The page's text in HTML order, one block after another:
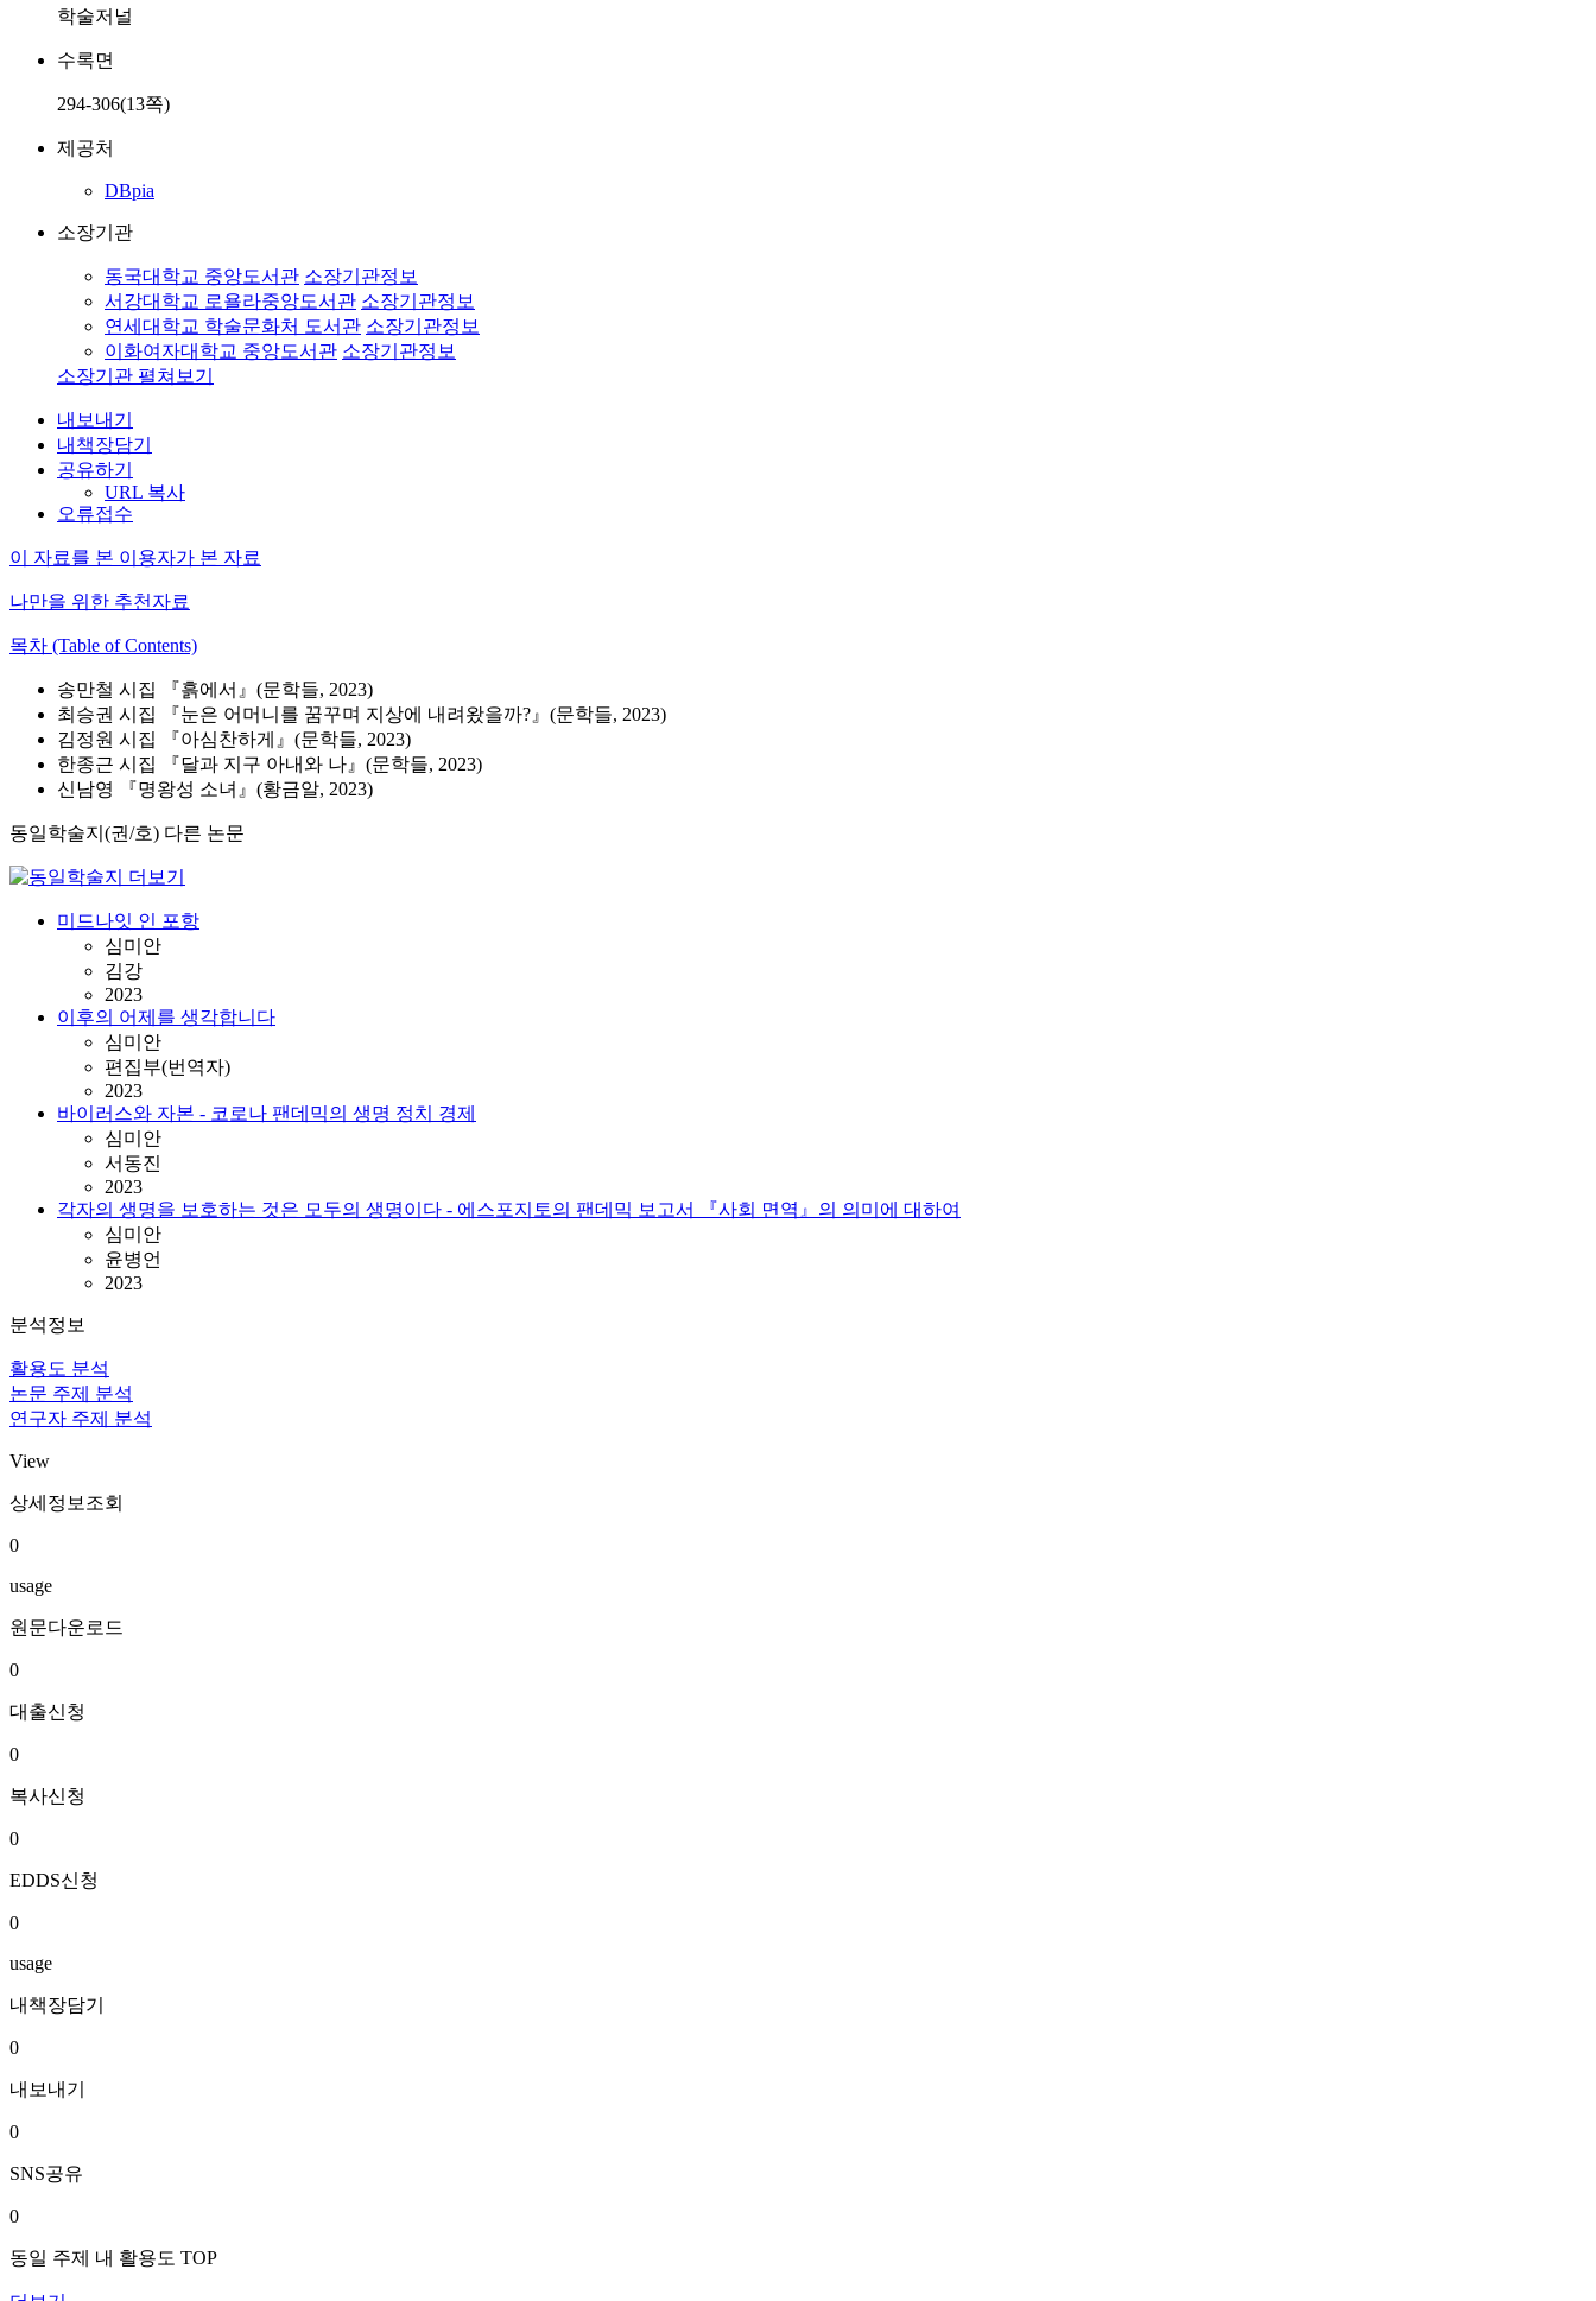
학술저널
수록면
294-306(13쪽)
제공처
DBpia
소장기관
동국대학교 중앙도서관 소장기관정보
서강대학교 로욜라중앙도서관 소장기관정보
연세대학교 학술문화처 도서관 소장기관정보
이화여자대학교 중앙도서관 소장기관정보
소장기관 펼쳐보기
내보내기
내책장담기
공유하기
URL 복사
오류접수
이 자료를 본 이용자가 본 자료
나만을 위한 추천자료
목차 (Table of Contents)
송만철 시집 『흙에서』(문학들, 2023)
최승권 시집 『눈은 어머니를 꿈꾸며 지상에 내려왔을까?』(문학들, 2023)
김정원 시집 『아심찬하게』(문학들, 2023)
한종근 시집 『달과 지구 아내와 나』(문학들, 2023)
신남영 『명왕성 소녀』(황금알, 2023)
동일학술지(권/호) 다른 논문
미드나잇 인 포항
심미안
김강
2023
이후의 어제를 생각합니다
심미안
편집부(번역자)
2023
바이러스와 자본 - 코로나 팬데믹의 생명 정치 경제
심미안
서동진
2023
각자의 생명을 보호하는 것은 모두의 생명이다 - 에스포지토의 팬데믹 보고서 『사회 면역』의 의미에 대하여
심미안
윤병언
2023
분석정보
활용도 분석
논문 주제 분석
연구자 주제 분석
View
상세정보조회
0
usage
원문다운로드
0
대출신청
0
복사신청
0
EDDS신청
0
usage
내책장담기
0
내보내기
0
SNS공유
0
동일 주제 내 활용도 TOP